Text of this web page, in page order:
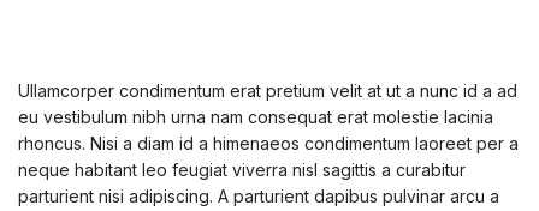
Ullamcorper condimentum erat pretium velit at ut a nunc id a ad
eu vestibulum nibh urna nam consequat erat molestie lacinia
rhoncus. Nisi a diam id a himenaeos condimentum laoreet per a
neque habitant leo feugiat viverra nisl sagittis a curabitur
parturient nisi adipiscing. A parturient dapibus pulvinar arcu a